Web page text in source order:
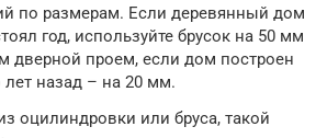
по размерам. Если деревянный дом
год, используйте брусок на 50 мм
дверной проем, если дом построен
лет назад – на 20 мм.
оцилиндровки или бруса, такой